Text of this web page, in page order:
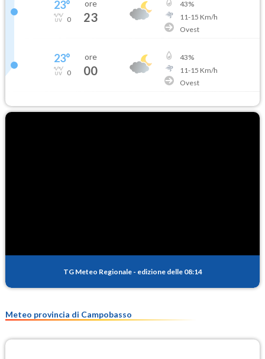
23°
0
ore
23
43%
11-15 Km/h
Ovest
23°
0
ore
00
43%
11-15 Km/h
Ovest
TG Meteo Regionale - edizione delle 08:14
Meteo provincia di Campobasso